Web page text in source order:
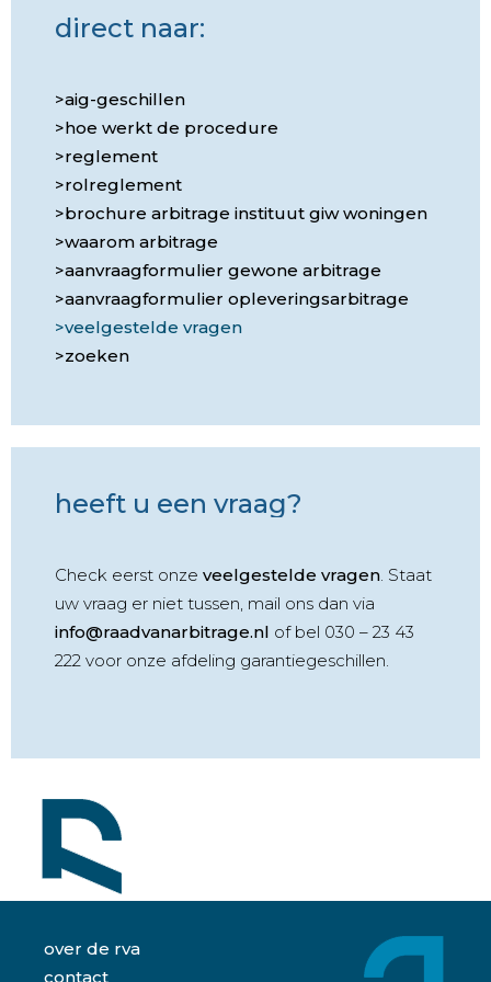
vonnis daadwerkelijk ten uitvoer te leggen.
worden gedaan op de
gebreken-/herstelwaarborg bij Woningborg. Dit
beroep is slechts mogelijk voor die onderdelen
van het vonnis waarin is geoordeeld dat sprake
is van schending van een garantienorm.
direct naar:
aig-geschillen
hoe werkt de procedure
reglement
rolreglement
brochure arbitrage instituut giw woningen
waarom arbitrage
aanvraagformulier gewone arbitrage
aanvraagformulier opleveringsarbitrage
veelgestelde vragen
zoeken
heeft u een vraag?
Check eerst onze veelgestelde vragen. Staat
uw vraag er niet tussen, mail ons dan via
info@raadvanarbitrage.nl of bel 030 – 23 43
222 voor onze afdeling garantiegeschillen.
over de rva
contact